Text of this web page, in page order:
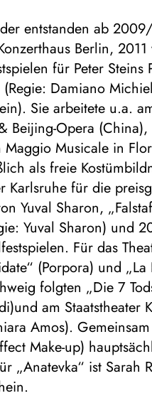
entstanden ab
Berlin, 2011
für Peter Steins
Damiano
Sie arbeitete u.a.
Beijing-Opera (China),
Musicale in
als freie
Karlsruhe für die
Yuval Sharon,
Yuval Sharon) und
Für das
(Porpora) und
folgten „Die 7
am Staatstheater
Amos).
Make-up)
„Anatevka“ ist Sarah